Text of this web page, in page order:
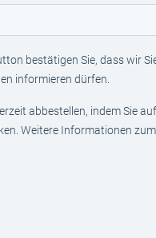
bestätigen Sie, dass wir
informieren dürfen.
abbestellen, indem Sie
Weitere Informationen